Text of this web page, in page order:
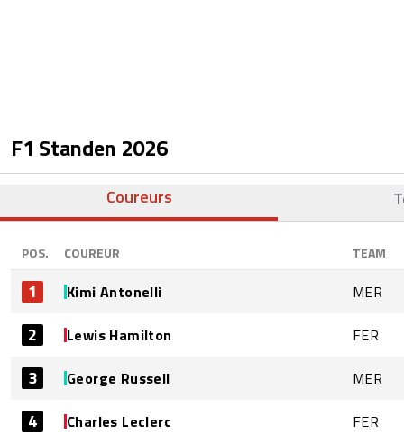
F1 Standen 2026
Coureurs
POS. COUREUR TEAM
1 Kimi Antonelli MER
2 Lewis Hamilton FER
3 George Russell MER
4 Charles Leclerc FER